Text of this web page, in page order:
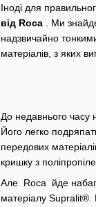
Іноді для
від ​​Roca . Ми
надзвичайно
матеріалів, з яких
До недавнього часу
Його легко
передових
кришку з
Але Roca йде
матеріалу Supralit®.